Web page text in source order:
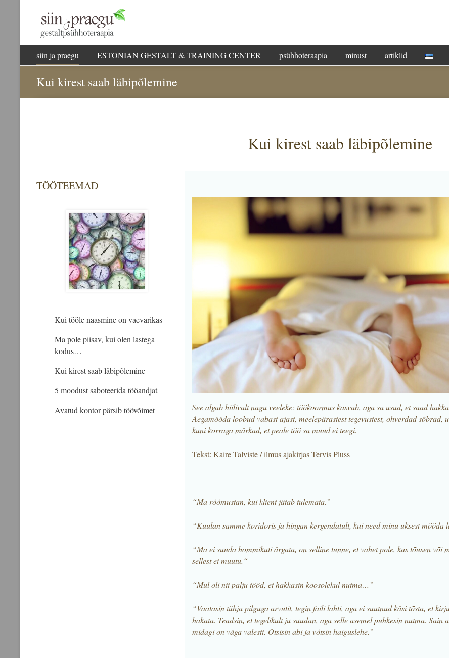
Skip
to
siin ja praegu ESTONIAN GESTALT & TRAINING CENTER psühhoteraapia minust artiklid
Kui kirest saab läbipõlemine
Kui kirest saab läbipõlemine
TÖÖTEEMAD
Kui tööle naasmine on vaevarikas
Ma pole piisav, kui olen lastega
kodus…
Kui kirest saab läbipõlemine
5 moodust saboteerida tööandjat
Avatud kontor pärsib töövõimet
See algab hiilivalt nagu veeleke: töökoormus kasvab, aga sa usud, et saad
Aegamööda loobud vabast ajast, meelepärastest tegevustest, ohverdad sõbrad,
kuni korraga märkad, et peale töö sa muud ei teegi.
Tekst: Kaire Talviste / ilmus ajakirjas Tervis Pluss
“Ma rõõmustan, kui klient jätab tulemata.”
“Kuulan samme koridoris ja hingan kergendatult, kui need minu uksest mööda
“Ma ei suuda hommikuti ärgata, on selline tunne, et vahet pole, kas tõusen või
sellest ei muutu.“
“Mul oli nii palju tööd, et hakkasin koosolekul nutma…”
“Vaatasin tühja pilguga arvutit, tegin faili lahti, aga ei suutnud käsi tõsta, et
hakata. Teadsin, et tegelikult ju suudan, aga selle asemel puhkesin nutma. Sain
midagi on väga valesti. Otsisin abi ja võtsin haiguslehe.”